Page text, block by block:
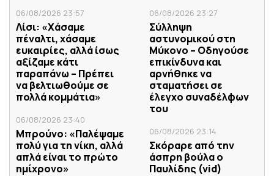
06/08/2026 23:57
Λίσι: «Χάσαμε
πέναλτι, χάσαμε
ευκαιρίες, αλλά ίσως
αξίζαμε κάτι
παραπάνω – Πρέπει
να βελτιωθούμε σε
πολλά κομμάτια»
06/08/2026 23:40
Μπρούνο: «Παλέψαμε
πολύ για τη νίκη, αλλά
απλά είναι το πρώτο
ημίχρονο»
06/08/2026 23:27
Σύλληψη
αστυνομικού στη
Μύκονο – Οδηγούσε
επικίνδυνα και
αρνήθηκε να
σταματήσει σε
έλεγχο συναδέλφων
του
06/08/2026 23:14
Σκόραρε από την
άσπρη βούλα ο
Παυλίδης (vid)